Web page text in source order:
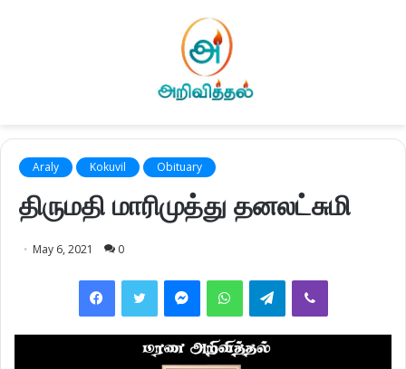
Araly Kokuvil Obituary
திருமதி மாரிமுத்து தனலட்சுமி
May 6, 2021 0
FacebookTwitter MessengerWhatsAppTelegramViber